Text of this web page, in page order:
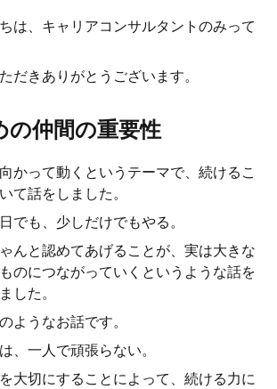
は、キャリアコンサルタントのみって
だきありがとうございます。
の仲間の重要性
かって動くというテーマで、続けるこ
て話をしました。
でも、少しだけでもやる。
んと認めてあげることが、実は大きな
のにつながっていくというような話を
した。
ようなお話です。
、一人で頑張らない。
大切にすることによって、続ける力に